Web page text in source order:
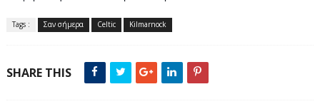
Tags : Σαν σήμερα Celtic Kilmarnock
SHARE THIS